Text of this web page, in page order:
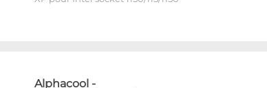
Alphacool -